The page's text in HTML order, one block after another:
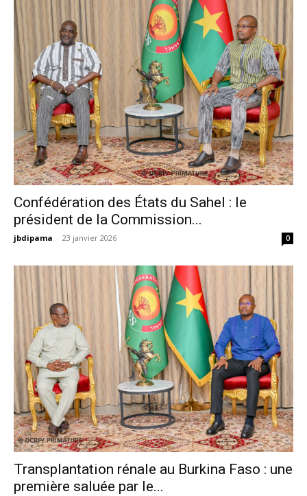
Confédération des États du Sahel : le
président de la Commission...
jbdipama - 23 janvier 2026 0
Transplantation rénale au Burkina Faso : une
première saluée par le...